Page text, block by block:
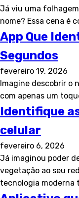
Já viu uma
nome? Essa cena é
App Que
Segundos
fevereiro 19, 2026
Imagine descobrir o
com apenas um
Identifique
celular
fevereiro 6, 2026
Já imaginou poder
vegetação ao seu
tecnologia moderna